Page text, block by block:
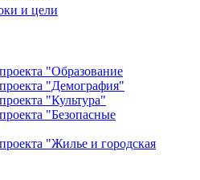
и цели
"Образование
"Демография"
"Культура"
"Безопасные
"Жилье и городская